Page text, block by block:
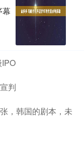
幕
判
，韩国的剧本，未